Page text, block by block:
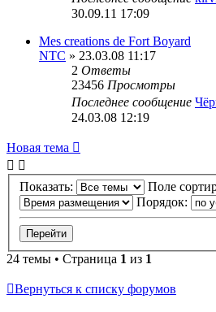
30.09.11 17:09
Mes creations de Fort Boyard
NTC » 23.03.08 11:17
2 Ответы
23456 Просмотры
Последнее сообщение
24.03.08 12:19
Новая тема
Показать:
Поле
Порядок:
24 темы • Страница 1 из 1
Вернуться к списку форумов